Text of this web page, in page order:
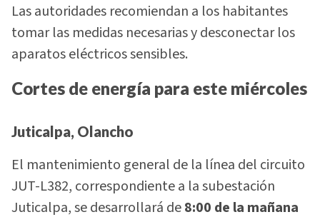
Las autoridades recomiendan a los habitantes
tomar las medidas necesarias y desconectar los
aparatos eléctricos sensibles.
Cortes de energía para este miércoles
Juticalpa, Olancho
El mantenimiento general de la línea del circuito
JUT-L382, correspondiente a la subestación
Juticalpa, se desarrollará de8:00 de la mañana